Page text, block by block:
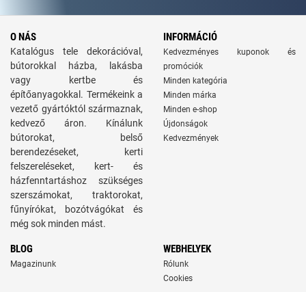
O NÁS
Katalógus tele dekorációval,
bútorokkal házba, lakásba
vagy kertbe és
építőanyagokkal. Termékeink a
vezető gyártóktól származnak,
kedvező áron. Kínálunk
bútorokat, belső
berendezéseket, kerti
felszereléseket, kert- és
házfenntartáshoz szükséges
szerszámokat, traktorokat,
fűnyírókat, bozótvágókat és
még sok minden mást.
INFORMÁCIÓ
Kedvezményes kuponok és
promóciók
Minden kategória
Minden márka
Minden e-shop
Újdonságok
Kedvezmények
BLOG
Magazinunk
WEBHELYEK
Rólunk
Cookies